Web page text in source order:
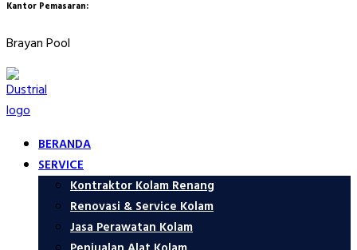
Kantor Pemasaran:
Brayan Pool
BERANDA
SERVICE
Kontraktor Kolam Renang
Renovasi & Service Kolam
Jasa Perawatan Kolam